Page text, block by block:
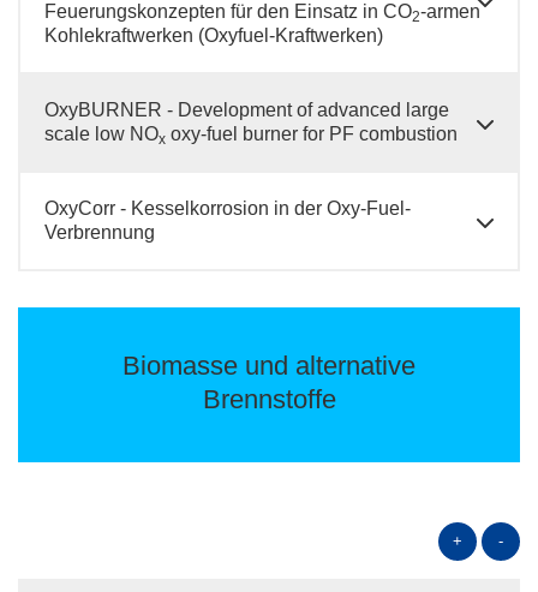
Feuerungskonzepten für den Einsatz in CO2-armen
Kohlekraftwerken (Oxyfuel-Kraftwerken)
OxyBURNER - Development of advanced large
scale low NOx oxy-fuel burner for PF combustion
OxyCorr - Kesselkorrosion in der Oxy-Fuel-
Verbrennung
Biomasse und alternative
Brennstoffe
+ -